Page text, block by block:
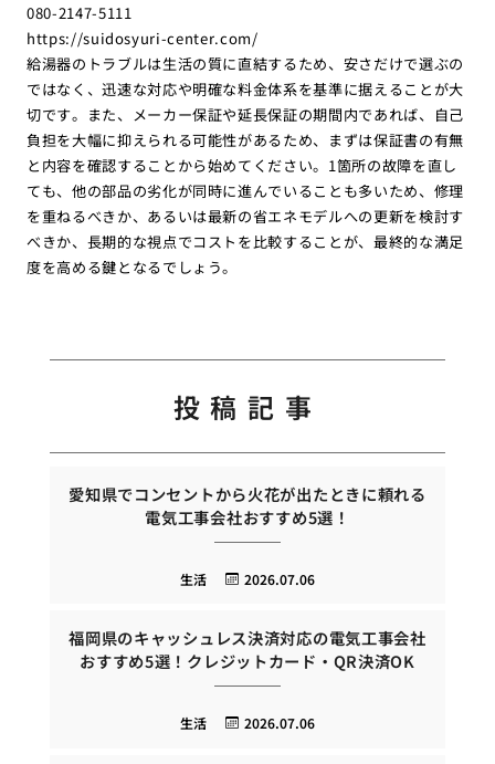
080-2147-5111
https://suidosyuri-center.com/
給湯器のトラブルは生活の質に直結するため、安さだけで選ぶの
ではなく、迅速な対応や明確な料金体系を基準に据えることが大
切です。また、メーカー保証や延長保証の期間内であれば、自己
負担を大幅に抑えられる可能性があるため、まずは保証書の有無
と内容を確認することから始めてください。1箇所の故障を直し
ても、他の部品の劣化が同時に進んでいることも多いため、修理
を重ねるべきか、あるいは最新の省エネモデルへの更新を検討す
べきか、長期的な視点でコストを比較することが、最終的な満足
度を高める鍵となるでしょう。
投稿記事
愛知県でコンセントから火花が出たときに頼れる
電気工事会社おすすめ5選！
2026.07.06
生活
福岡県のキャッシュレス決済対応の電気工事会社
おすすめ5選！クレジットカード・QR決済OK
2026.07.06
生活